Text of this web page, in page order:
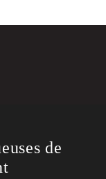
de